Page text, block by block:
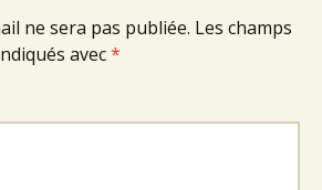
ne sera pas publiée. Les champs
avec*